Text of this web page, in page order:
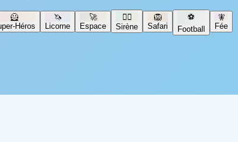
🦸
Héros
🦄
Licorne
🚀
Espace
🧜‍♀️
Sirène
🦁
Safari
⚽
Football
🧚
Fée